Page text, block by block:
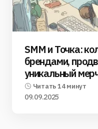
SMM и Точка:
брендами,
уникальный
Читать 14 минут
09.09.2025